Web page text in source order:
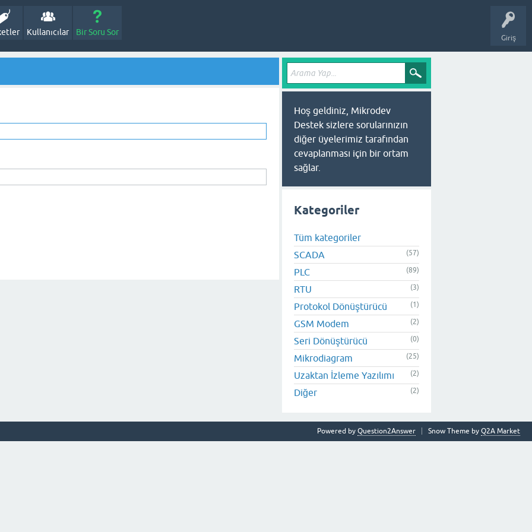
Giriş
Kullanıcılar Bir Soru Sor
Hoş geldiniz, Mikrodev
Destek sizlere sorularınızın
diğer üyelerimiz tarafından
cevaplanması için bir ortam
sağlar.
Kategoriler
Tüm kategoriler
SCADA
(57)
PLC (89)
RTU (3)
Protokol Dönüştürücü (1)
GSM Modem (2)
Seri Dönüştürücü (0)
Mikrodiagram (25)
Uzaktan İzleme Yazılımı (2)
Diğer (2)
Snow Theme by Q2A Market
Powered by Question2Answer